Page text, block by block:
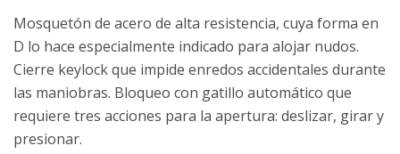
Mosquetón de acero de alta resistencia, cuya forma en
D lo hace especialmente indicado para alojar nudos.
Cierre keylock que impide enredos accidentales durante
las maniobras. Bloqueo con gatillo automático que
requiere tres acciones para la apertura: deslizar, girar y
presionar.